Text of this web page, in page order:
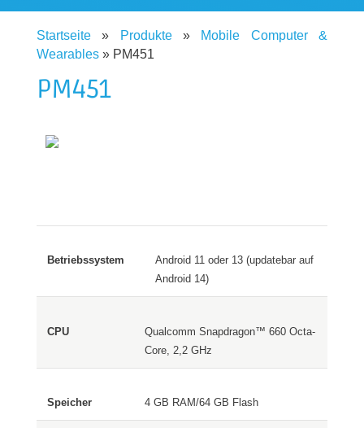
Startseite» Produkte» Mobile Computer &
Wearables» PM451
PM451
Android 11 oder 13 (updatebar auf
Android 14)
Qualcomm Snapdragon™ 660 Octa-
Core, 2,2 GHz
4 GB RAM/64 GB Flash